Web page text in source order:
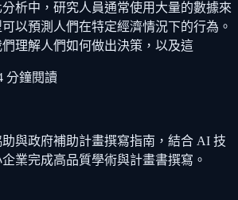
析中，研究人員通常使用大量的數據來
以預測人們在特定經濟情況下的行為。
理解人們如何做出決策，以及這
分鐘閱讀
與政府補助計畫撰寫指南，結合 AI 技
業完成高品質學術與計畫書撰寫。